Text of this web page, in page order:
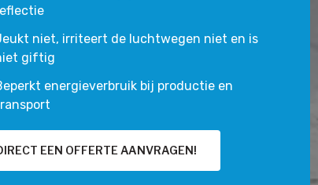
niet, irriteert de luchtwegen niet en is
giftig
energieverbruik bij productie en
EEN OFFERTE AANVRAGEN!